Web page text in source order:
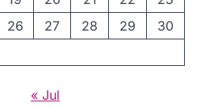
26 27 28 29
30
« Jul